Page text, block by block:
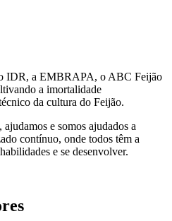
IDR, a EMBRAPA, o ABC Feijão
a imortalidade
da cultura do Feijão.
e somos ajudados a
contínuo, onde todos têm a
e se desenvolver.